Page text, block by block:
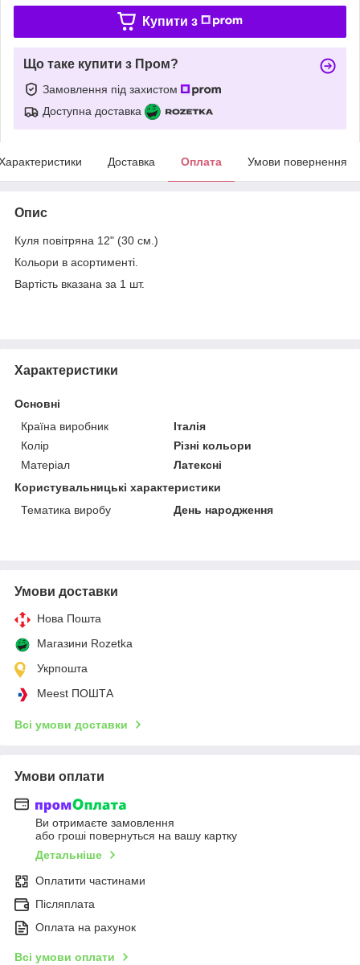
Купити з
Що таке купити з Пром?
Замовлення під захистом
Доступна доставка
Доставка Оплата Умови повернення
Опис
Куля повітряна 12" (30 см.)
Кольори в асортименті.
Вартість вказана за 1 шт.
Характеристики
Основні
Країна виробник
Італія
Колір
Різні кольори
Матеріал
Латексні
Користувальницькі характеристики
Тематика виробу
День народження
Умови доставки
Нова Пошта
Магазини Rozetka
Укрпошта
Meest ПОШТА
Всі умови доставки
Умови оплати
Ви отримаєте замовлення
або гроші повернуться на вашу картку
Детальніше
Оплатити частинами
Післяплата
Оплата на рахунок
Всі умови оплати